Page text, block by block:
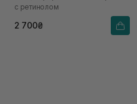
с ретинолом
2 700₴